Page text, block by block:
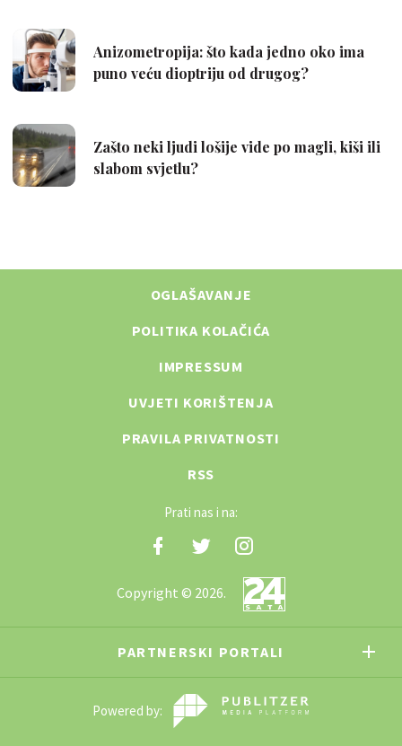
OGLAŠAVANJE
POLITIKA KOLAČIĆA
IMPRESSUM
UVJETI KORIŠTENJA
PRAVILA PRIVATNOSTI
RSS
Prati nas i na:
Copyright © 2026.
PARTNERSKI PORTALI
Powered by: